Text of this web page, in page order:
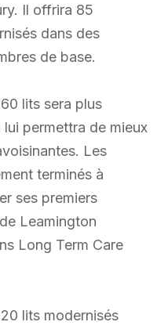
Il offrira 85
dans des
de base.
lits sera plus
permettra de mieux
Les
terminés à
ses premiers
Leamington
Long Term Care
lits modernisés